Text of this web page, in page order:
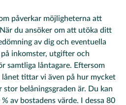
påverkar möjligheterna att
du ansöker om att utöka ditt
av dig och eventuella
inkomster, utgifter och
samtliga låntagare. Eftersom
tittar vi även på hur mycket
stor belåningsgraden är. Du kan
av bostadens värde. I dessa 80